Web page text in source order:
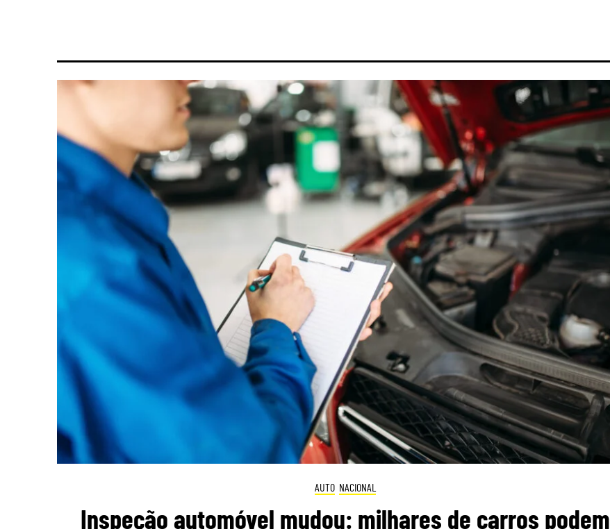
AUTO NACIONAL
Inspeção automóvel mudou: milhares de carros podem